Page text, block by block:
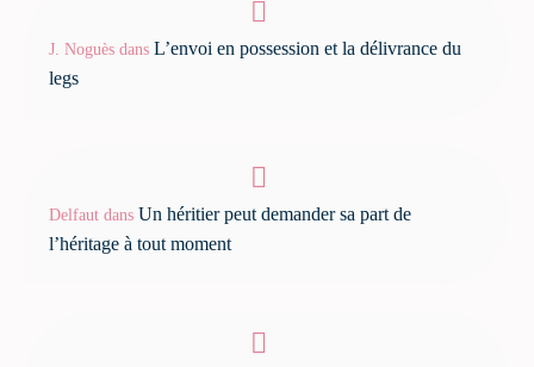
J. Noguès dans L’envoi en possession et la délivrance du
legs
Delfaut dans Un héritier peut demander sa part de
l’héritage à tout moment